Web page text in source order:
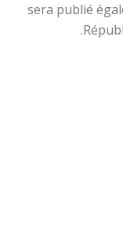
sera publié